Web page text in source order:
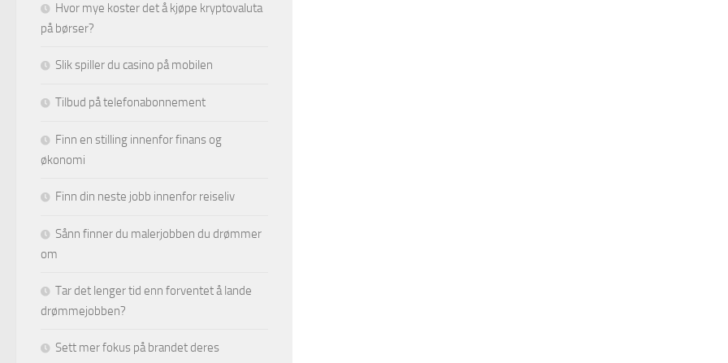
Hvor mye koster det å kjøpe kryptovaluta
på børser?
Slik spiller du casino på mobilen
Tilbud på telefonabonnement
Finn en stilling innenfor finans og
økonomi
Finn din neste jobb innenfor reiseliv
Sånn finner du malerjobben du drømmer
om
Tar det lenger tid enn forventet å lande
drømmejobben?
Sett mer fokus på brandet deres